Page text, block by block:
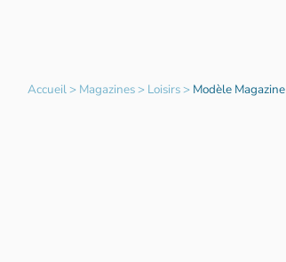
Accueil> Magazines> Loisirs> Modèle Magazine